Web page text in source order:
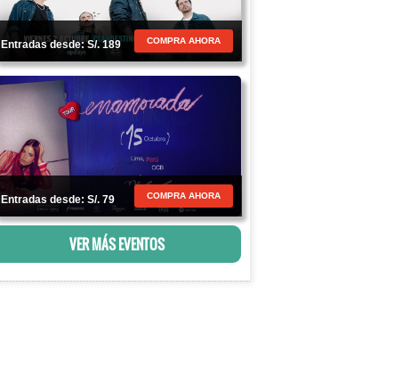
Entradas desde: S/. 189 COMPRA AHORA
Entradas desde: S/. 79 COMPRA AHORA
VER MÁS EVENTOS